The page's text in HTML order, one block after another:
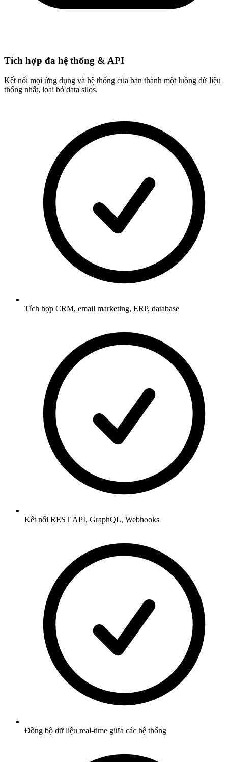
Tích hợp đa hệ thống & API
Kết nối mọi ứng dụng và hệ thống của bạn thành một luồng dữ liệu
thống nhất, loại bỏ data silos.
Tích hợp CRM, email marketing, ERP, database
Kết nối REST API, GraphQL, Webhooks
Đồng bộ dữ liệu real-time giữa các hệ thống